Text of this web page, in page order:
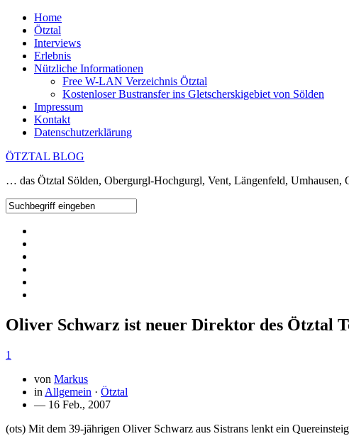
Home
Ötztal
Interviews
Erlebnis
Nützliche Informationen
Free W-LAN Verzeichnis Ötztal
Kostenloser Bustransfer ins Gletscherskigebiet von Sölden
Impressum
Kontakt
Datenschutzerklärung
ÖTZTAL BLOG
… das Ötztal Sölden, Obergurgl-Hochgurgl, Vent, Längenfeld, Umhausen,
Oliver Schwarz ist neuer Direktor des Ötztal
1
von Markus
in Allgemein · Ötztal
— 16 Feb., 2007
(ots) Mit dem 39-jährigen Oliver Schwarz aus Sistrans lenkt ein